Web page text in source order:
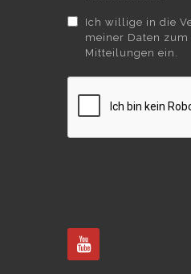
Ich willige in die
meiner Daten
Mitteilungen ein.